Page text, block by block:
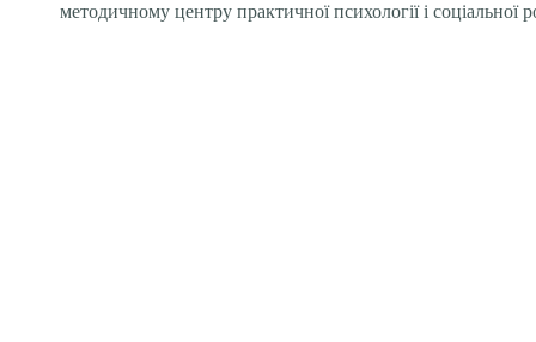
методичному центру практичної психології і соціальної